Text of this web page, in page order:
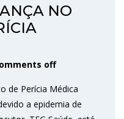
NO
off
de Perícia Médica
a epidemia de